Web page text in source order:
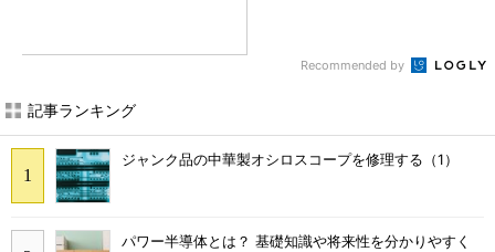
Recommended by
記事ランキング
ジャンク品の中華製オシロスコープを修理する（1）
パワー半導体とは？ 基礎知識や将来性を分かりやすく